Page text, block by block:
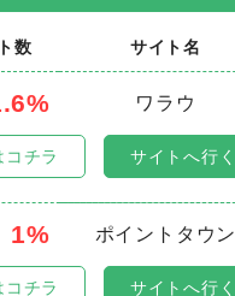
数 サイト名
ワラウ
チラ サイトへ行く
1%
ポイントタウン
チラ サイトへ行く